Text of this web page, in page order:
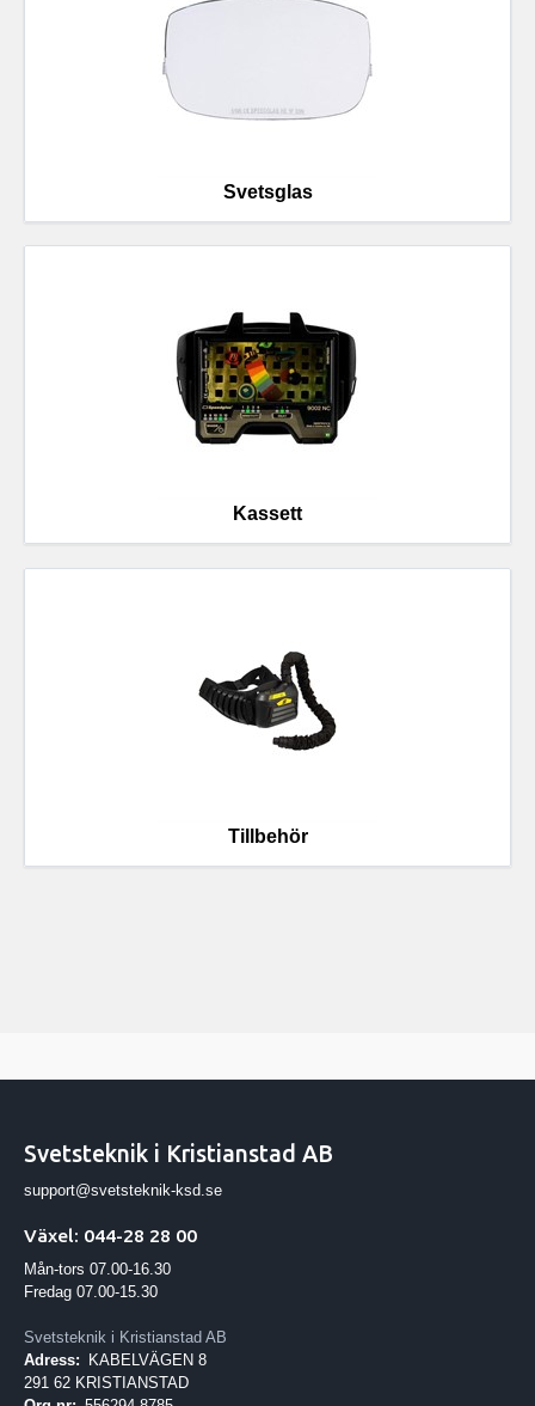
Svetsglas
Kassett
Tillbehör
Svetsteknik i Kristianstad AB
support@svetsteknik-ksd.se
Växel: 044-28 28 00
Mån-tors 07.00-16.30
Fredag 07.00-15.30
Svetsteknik i Kristianstad AB
Adress:
KABELVÄGEN 8
291 62 KRISTIANSTAD